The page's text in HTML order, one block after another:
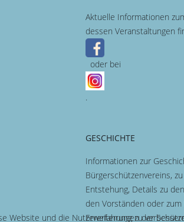
Aktuelle Informationen
dessen Veranstaltungen
oder bei
.
GESCHICHTE
Informationen zur
Bürgerschützenvereins,
Entstehung, Details zu
den Vorständen oder
Erweiterungen der
und die Nutzererfahrung zu